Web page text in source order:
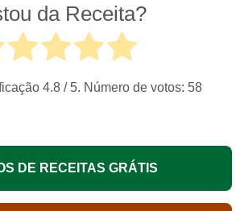
da Receita?
4.8 / 5. Número de votos: 58
DE RECEITAS GRÁTIS